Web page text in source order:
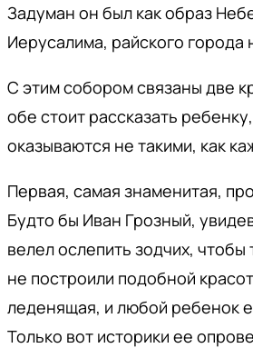
Задуман он был как образ
Иерусалима, райского города
С этим собором связаны две
обе стоит рассказать
оказываются не такими, как
Первая, самая знаменитая,
Будто бы Иван Грозный,
велел ослепить зодчих,
не построили подобной
леденящая, и любой ребенок
Только вот историки ее